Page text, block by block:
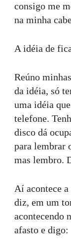
consigo me
na minha
A idéia de
Reúno
da idéia, só
uma idéia
telefone.
disco dá
para lembrar
mas lembro.
Aí acontece
diz, em um
acontecendo
afasto e digo: